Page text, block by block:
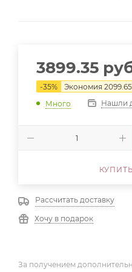
3899.35
-35% Экономия 2099.65
Много
Нашли
Рассчитать доставку
Хочу в подарок
За получением